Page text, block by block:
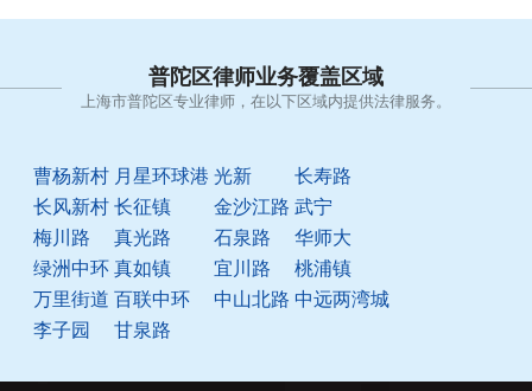
普陀区律师业务覆盖区域
上海市普陀区专业律师，在以下区域内提供法律服务。
曹杨新村 月星环球港 光新
长寿路
长风新村 长征镇 金沙江路 武宁
梅川路
真光路 石泉路
华师大
绿洲中环 真如镇 宜川路
桃浦镇
万里街道 百联中环 中山北路 中远两湾城
李子园
甘泉路